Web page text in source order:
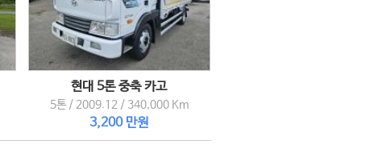
현대 5톤 중축 카고
5톤 / 2009.12 / 340,000 Km
3,200 만원